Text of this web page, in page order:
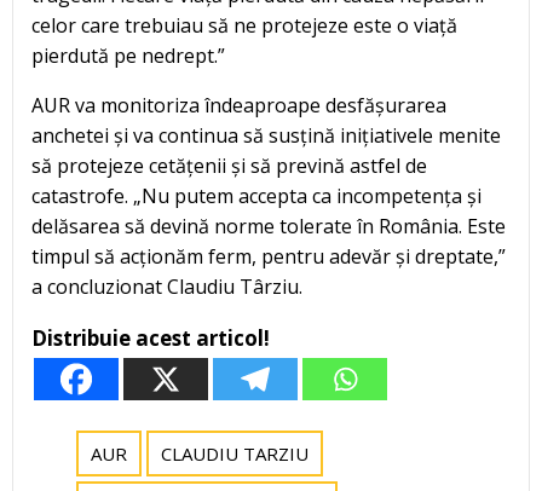
celor care trebuiau să ne protejeze este o viață
pierdută pe nedrept.”
AUR va monitoriza îndeaproape desfășurarea
anchetei și va continua să susțină inițiativele menite
să protejeze cetățenii și să prevină astfel de
catastrofe. „Nu putem accepta ca incompetența și
delăsarea să devină norme tolerate în România. Este
timpul să acționăm ferm, pentru adevăr și dreptate,”
a concluzionat Claudiu Târziu.
Distribuie acest articol!
AUR CLAUDIU TARZIU